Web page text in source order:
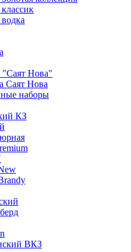
"Саят Нова"
Саят Нова
наборы
КЗ
ВКЗ